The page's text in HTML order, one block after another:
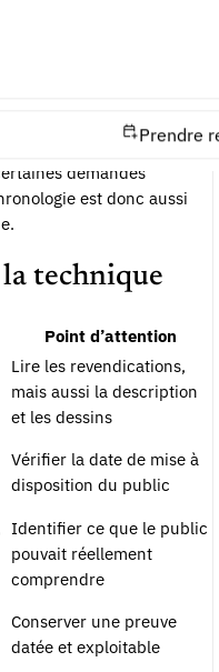
Prendre
généralement pas
ordinaire, sous réserve
demandes
est donc aussi
la technique
Point d’attention
Lire les revendications,
mais aussi la description
et les dessins
Vérifier la date de mise à
disposition du public
Identifier ce que le public
pouvait réellement
comprendre
Conserver une preuve
datée et exploitable